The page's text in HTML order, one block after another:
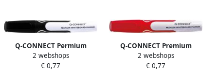
Q-CONNECT Permium
whiteboard marker 3 mm
ronde punt zwart
2 webshops
€ 0,77
Q-CONNECT Premium
whiteboard marker 3 mm
ronde punt rood
2 webshops
€ 0,77